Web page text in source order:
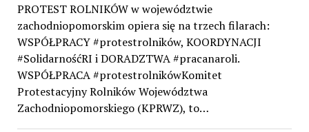
PROTEST ROLNIKÓW w województwie
zachodniopomorskim opiera się na trzech filarach:
WSPÓŁPRACY #protestrolników, KOORDYNACJI
#SolidarnośćRI i DORADZTWA #pracanaroli.
WSPÓŁPRACA #protestrolnikówKomitet
Protestacyjny Rolników Województwa
Zachodniopomorskiego (KPRWZ), to…